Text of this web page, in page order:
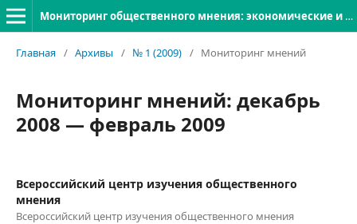
Мониторинг общественного мнения: экономические и социальные перемены
Главная / Архивы / № 1 (2009) / Мониторинг мнений
Мониторинг мнений: декабрь
2008 — февраль 2009
Всероссийский центр изучения общественного
мнения
Всероссийский центр изучения общественного мнения